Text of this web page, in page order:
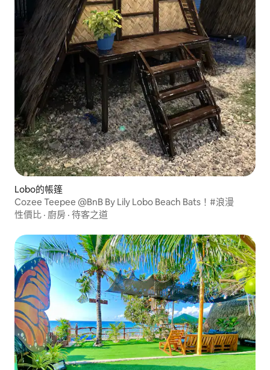
Lobo的帳篷
Cozee Teepee @BnB By Lily Lobo Beach Bats！#浪漫
性價比 · 廚房 · 待客之道